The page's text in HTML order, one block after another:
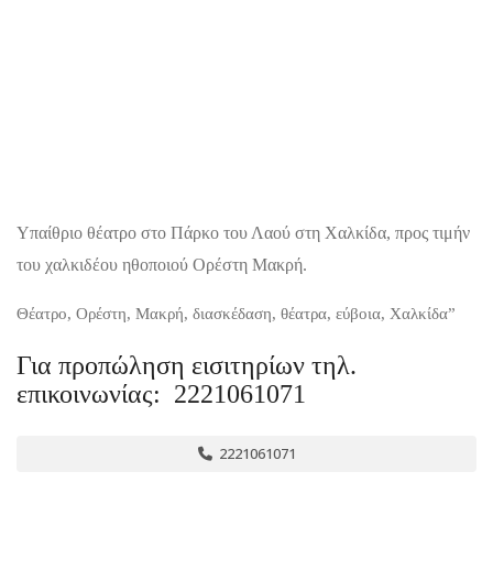
Υπαίθριο θέατρο στο Πάρκο του Λαού στη Χαλκίδα, προς τιμήν
του χαλκιδέου ηθοποιού Ορέστη Μακρή.
Θέατρο, Ορέστη, Μακρή, διασκέδαση, θέατρα, εύβοια, Χαλκίδα”
Για προπώληση εισιτηρίων τηλ.
επικοινωνίας: 2221061071
2221061071